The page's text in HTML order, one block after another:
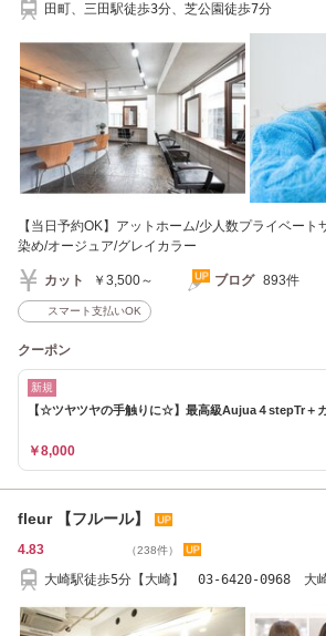
田町、三田駅徒歩3分、芝公園徒歩7分
【当日予約OK】アットホーム/少人数プライベー
染め/オージュア/グレイカラー
カット ￥3,500～ ブログ 893件
スマート支払いOK
クーポン
新規
【☆ツヤツヤの手触りに☆】最高級Aujua４stepTr＋
￥8,000
fleur 【フルール】
4.83 （238件）
大崎駅徒歩5分【大崎】 03-6420-0968 大崎